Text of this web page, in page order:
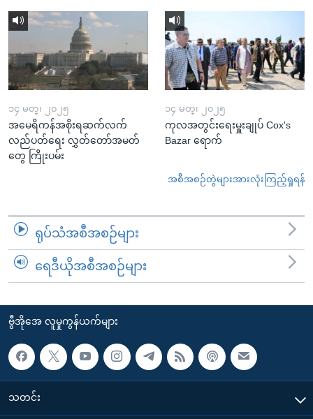
၁၄ မတ္၊ ၂၀၂၅
အမေရိကန်အစိုးရဆက်လက်
လည်ပတ်ရေး လွှတ်တော်အမတ်
တွေ ကြိုးပမ်း
၁၄ မတ္၊ ၂၀၂၅
ကုလအတွင်းရေးမှူးချုပ် Cox's
Bazar ရောက်
အစီအစဉ်တွဲများအားလုံးကြည့်ရှုရန်
ရုပ်သံအစီအစဉ်များ
ရေဒီယိုအစီအစဉ်များ
ဗွီအိုအေ လူမှုကွန်ယက်များ
သတင်း